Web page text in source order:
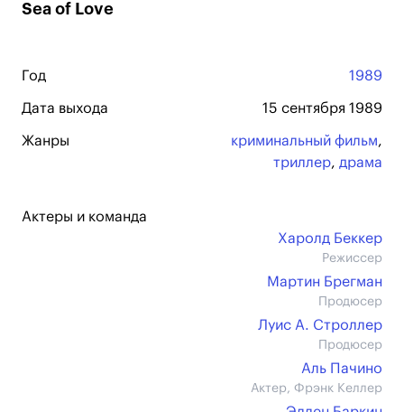
Sea of Love
Год 1989
Дата выхода 15 сентября 1989
Жанры криминальный фильм,
триллер, драма
Актеры и команда
Харолд Беккер
Режиссер
Мартин Брегман
Продюсер
Луис А. Строллер
Продюсер
Аль Пачино
Актер, Фрэнк Келлер